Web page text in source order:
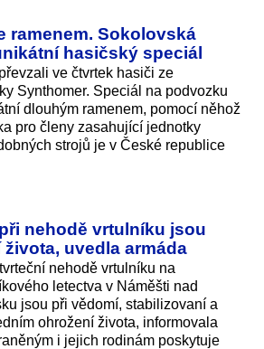
ramenem. Sokolovská
hasičský speciál
ve čtvrtek hasiči ze
Synthomer. Speciál na podvozku
dlouhým ramenem, pomocí něhož
pro členy zasahující jednotky
strojů je v České republice
nehodě vrtulníku jsou
uvedla armáda
nehodě vrtulníku na
letectva v Náměšti nad
jsou při vědomí, stabilizovaní a
ohrožení života, informovala
i jejich rodinám poskytuje